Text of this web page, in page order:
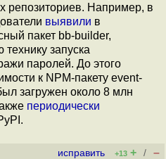
репозиториев. Например, в
выявили в
пакет bb-builder,
запуска
паролей. До этого
к NPM-пакету event-
загружен около 8 млн
периодически
исправить +13 + / –